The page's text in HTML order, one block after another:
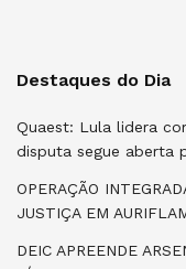
Destaques do Dia
Quaest: Lula lidera
disputa segue aberta
OPERAÇÃO
JUSTIÇA EM
DEIC APREENDE